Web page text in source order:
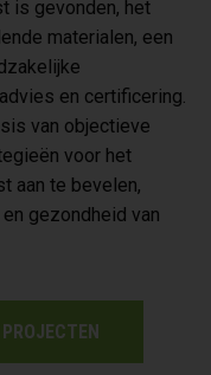
is gevonden, het
materialen, een
en certificering.
van objectieve
voor het
aan te bevelen,
gezondheid van